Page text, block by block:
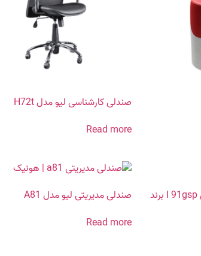
صندلی کارشناسی لیو مدل H72t
Read more
صندلی مدیریتی پشت توری I 91gsp برند
صندلی مدیریتی لیو مدل A81
Read more